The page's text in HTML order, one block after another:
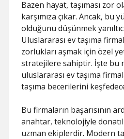
Bazen hayat, taşıması zor
karşımıza çıkar. Ancak, bu
olduğunu düşünmek
Uluslararası ev taşıma
zorlukları aşmak için özel
stratejilere sahiptir. İşte bu
uluslararası ev taşıma
taşıma becerilerini
Bu firmaların başarısının
anahtar, teknolojiyle
uzman ekiplerdir. Modern